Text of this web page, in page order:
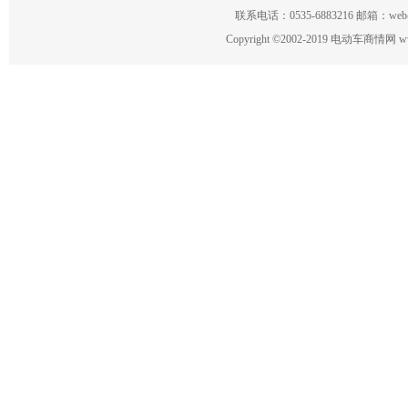
联系电话：0535-6883216 邮箱：
Copyright ©2002-2019 电动车商情网